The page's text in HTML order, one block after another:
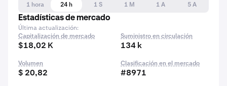
1 hora 24 h 1 S 1 M 1 A
5 A
Estadísticas de mercado
Última actualización:
Capitalización de mercado
$18,02 K
Suministro en circulación
134 k
Volumen
$ 20,82
Clasificación en el mercado
#8971